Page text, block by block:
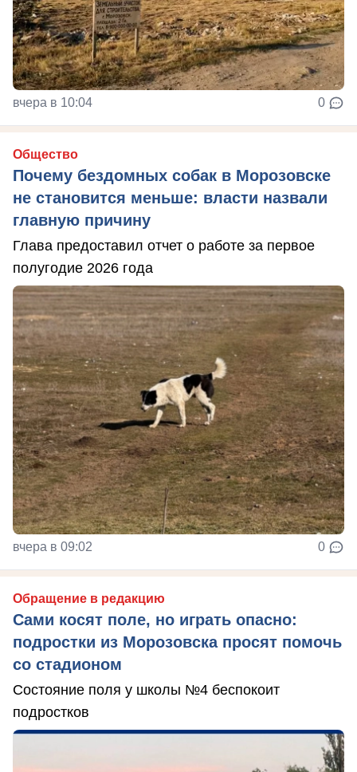
вчера в 10:04 0
Общество
Почему бездомных собак в Морозовске
не становится меньше: власти назвали
главную причину
Глава предоставил отчет о работе за первое
полугодие 2026 года
вчера в 09:02 0
Обращение в редакцию
Сами косят поле, но играть опасно:
подростки из Морозовска просят помочь
со стадионом
Состояние поля у школы №4 беспокоит
подростков